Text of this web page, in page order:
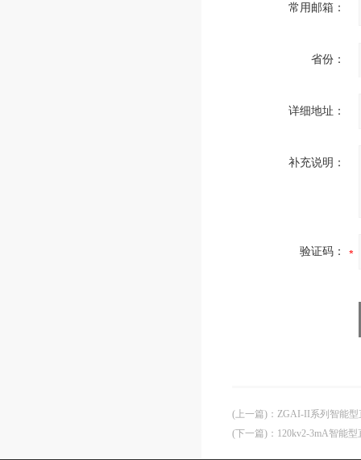
常用邮箱：
省份：
详细地址：
补充说明：
验证码：
(上一篇) ： ZGAI-II系列智能型
(下一篇) ： 120kv2-3mA智能